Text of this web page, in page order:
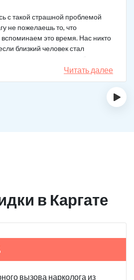
с такой страшной проблемой
не пожелаешь то, что
это время. Нас никто
близкий человек стал
говоря, надежды не было,
бесполезно, но решили
родственника в клинику на
Читать далее
›
в Каргате
вызова нарколога из